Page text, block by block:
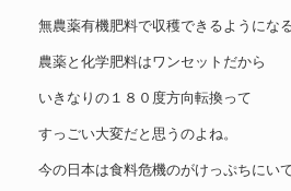
無農薬有機肥料で収穫できるようにな
農薬と化学肥料はワンセットだから
いきなりの１８０度方向転換って
すっごい大変だと思うのよね。
今の日本は食料危機のがけっぷちにい